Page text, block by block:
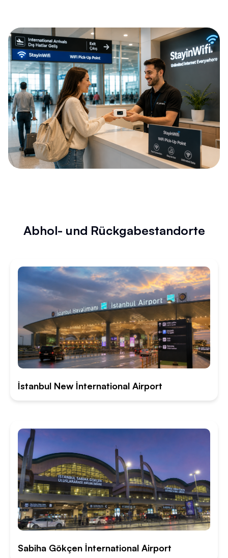
Abhol- und Rückgabestandorte
İstanbul New İnternational Airport
Sabiha Gökçen İnternational Airport